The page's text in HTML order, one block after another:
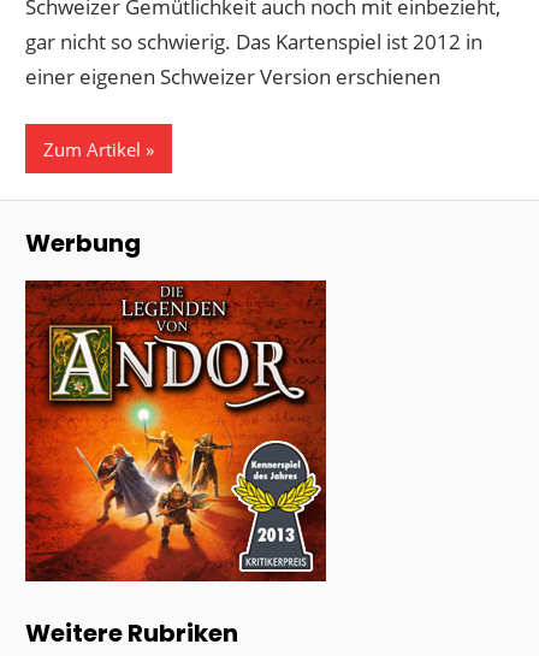
Schweizer Gemütlichkeit auch noch mit einbezieht,
gar nicht so schwierig. Das Kartenspiel ist 2012 in
einer eigenen Schweizer Version erschienen
Zum Artikel
Werbung
Weitere Rubriken